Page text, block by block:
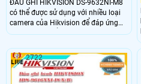
ĐẦU GHI HIKVISION DS-9632NI-M8
có thể được sử dụng với nhiều loại
camera của Hikvision để đáp ứng
nhu cầu cụ thể của người dùng
Thiết bị phù hợp sử dụng ở cả
không gian trong nhà và ngoài trời
như sảnh công cộng, quảng trường,
2722